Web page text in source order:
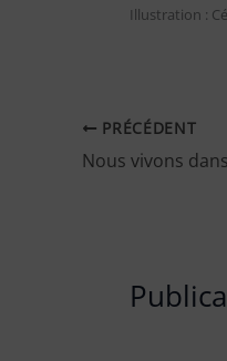
Illustration :
PRÉCÉDENT
Nous vivons